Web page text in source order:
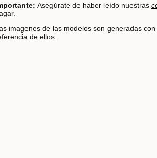
Asegúrate de haber leído nuestras
imagenes de las modelos son generadas
de ellos.